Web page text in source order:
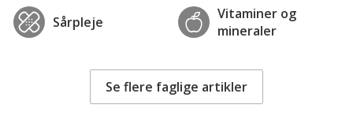
Sårpleje
Vitaminer og
mineraler
Se flere faglige artikler